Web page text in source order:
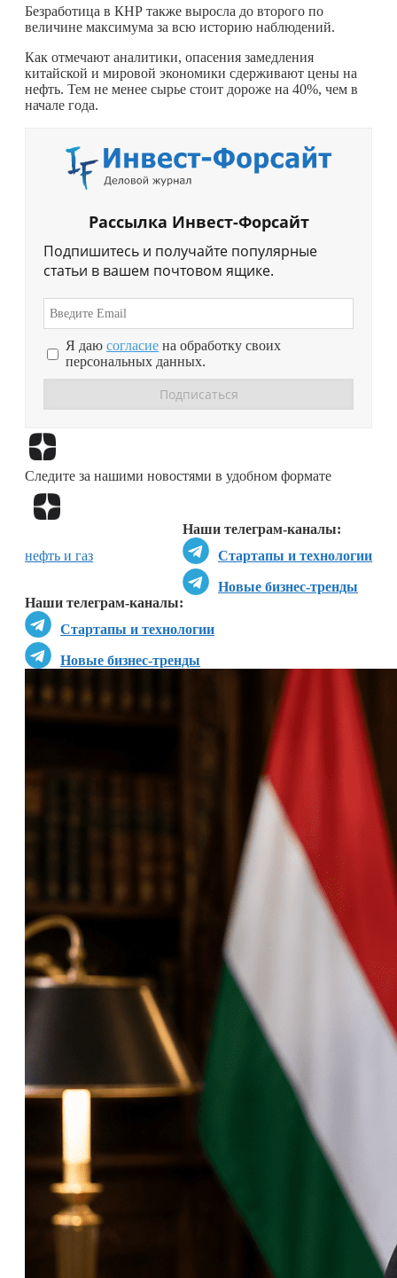
Безработица в КНР также выросла до второго по
величине максимума за всю историю наблюдений.
Как отмечают аналитики, опасения замедления
китайской и мировой экономики сдерживают цены на
нефть. Тем не менее сырье стоит дороже на 40%, чем в
начале года.
Рассылка Инвест-Форсайт
Подпишитесь и получайте популярные
статьи в вашем почтовом ящике.
Я даю согласие на обработку своих
персональных данных.
Следите за нашими новостями в удобном формате
Наши телеграм-каналы:
Стартапы и технологии
Новые бизнес-тренды
Наши телеграм-каналы:
Стартапы и технологии
Новые бизнес-тренды
нефть и газ